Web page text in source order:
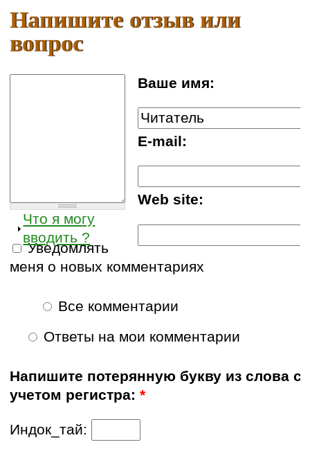
Напишите отзыв или
вопрос
Ваше имя:
E-mail:
Web site:
Что я могу
вводить ?
Уведомлять
меня о новых комментариях
Все комментарии
Ответы на мои комментарии
Напишите потерянную букву из слова с
учетом регистра:*
Индок_тай: